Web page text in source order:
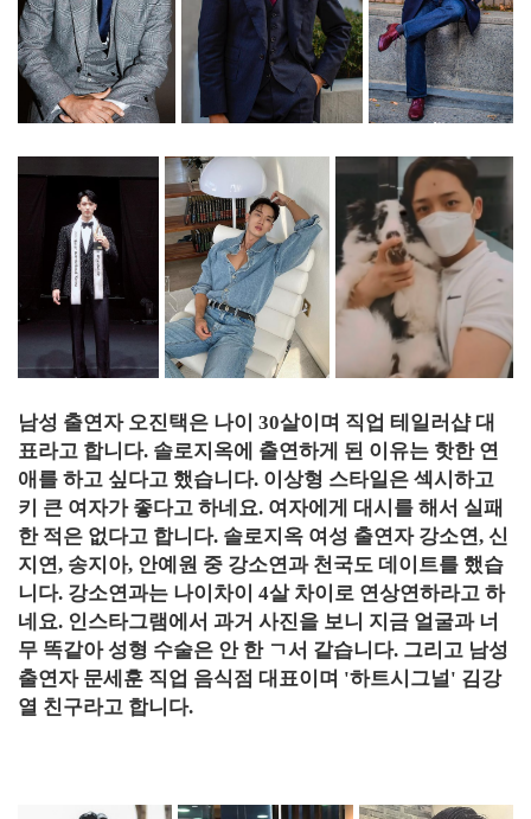
남성 출연자 오진택은 나이 30살이며 직업 테일러샵 대
표라고 합니다. 솔로지옥에 출연하게 된 이유는 핫한 연
애를 하고 싶다고 했습니다. 이상형 스타일은 섹시하고
키 큰 여자가 좋다고 하네요. 여자에게 대시를 해서 실패
한 적은 없다고 합니다. 솔로지옥 여성 출연자 강소연, 신
지연, 송지아, 안예원 중 강소연과 천국도 데이트를 했습
니다. 강소연과는 나이차이 4살 차이로 연상연하라고 하
네요. 인스타그램에서 과거 사진을 보니 지금 얼굴과 너
무 똑같아 성형 수술은 안 한 ㄱ서 같습니다. 그리고 남성
출연자 문세훈 직업 음식점 대표이며 '하트시그널' 김강
열 친구라고 합니다.